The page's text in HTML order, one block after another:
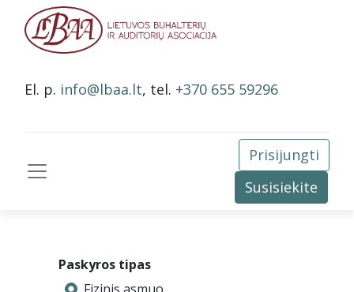
El. p. info@lbaa.lt, tel. +370 655 59296
Prisijungti
Susisiekite
Paskyros tipas